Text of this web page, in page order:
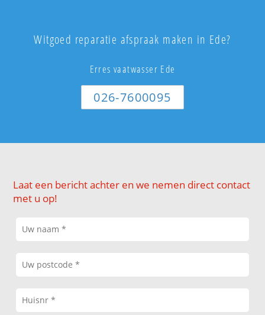
Witgoed reparatie afspraak maken in Ede?
Erres vaatwasser Ede
026-7600095
Laat een bericht achter en we nemen direct contact
met u op!